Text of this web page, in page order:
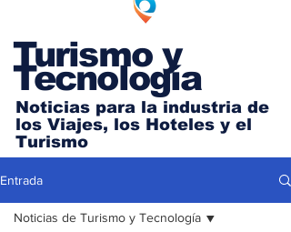
Turismo y
Tecnología
Noticias para la industria de
los Viajes, los Hoteles y el
Turismo
Entrada
Noticias de Turismo y Tecnología